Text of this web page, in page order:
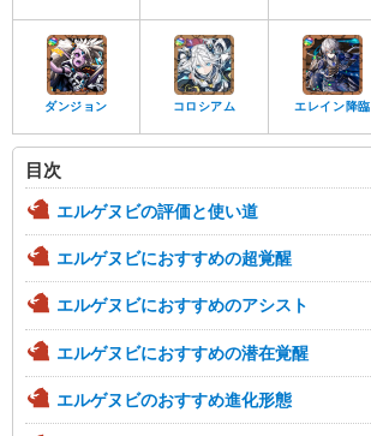
ダンジョン コロシアム エレイン降臨
目次
エルゲヌビの評価と使い道
エルゲヌビにおすすめの超覚醒
エルゲヌビにおすすめのアシスト
エルゲヌビにおすすめの潜在覚醒
エルゲヌビのおすすめ進化形態